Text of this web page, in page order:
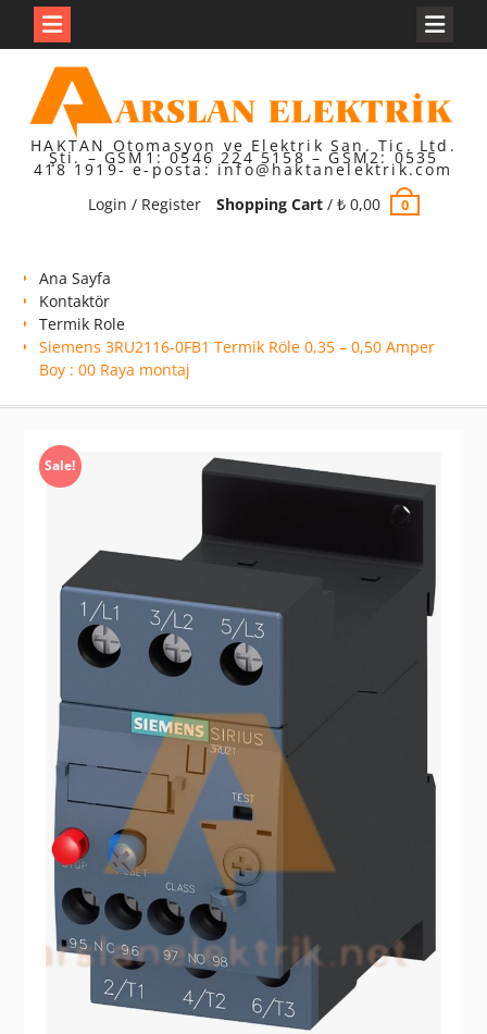
content
HAKTAN Otomasyon ve Elektrik San. Tic. Ltd.
Şti. – GSM1: 0546 224 5158 – GSM2: 0535
418 1919- e-posta: info@haktanelektrik.com
Login / Register
Shopping Cart/ ₺0,00 0
Ana Sayfa
Kontaktör
Termik Role
Siemens 3RU2116-0FB1 Termik Röle 0,35 – 0,50 Amper
Boy : 00 Raya montaj
Sale!